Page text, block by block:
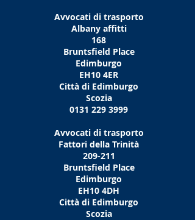
Avvocati di trasporto
Albany affitti
168
Bruntsfield Place
Edimburgo
EH10 4ER
Città di Edimburgo
Scozia
0131 229 3999
Avvocati di trasporto
Fattori della Trinità
209-211
Bruntsfield Place
Edimburgo
EH10 4DH
Città di Edimburgo
Scozia